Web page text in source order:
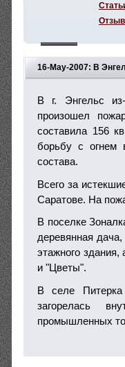
16-May-2007: В
В г. Энгельс
произошел
составила 156
борьбу с огнем
состава.
Всего за
Саратове. На
В поселке
деревянная
этажного
и "Цветы".
В селе
загорелась
промышленных